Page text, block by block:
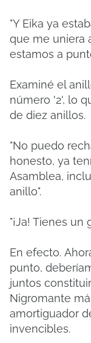
"Y Eika ya
que me uniera
estamos a
Examiné el
número '2', lo
de diez anillos.
"No puedo
honesto, ya
Asamblea,
anillo".
"¡Ja! Tienes un
En efecto.
punto,
juntos
Nigromante
amortiguador
invencibles.